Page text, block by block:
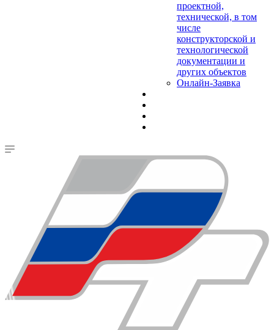
проектной,
технической, в том
числе
конструкторской и
технологической
документации и
других объектов
Онлайн-Заявка